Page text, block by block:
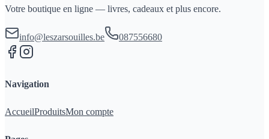
Votre boutique en ligne — livres, cadeaux et plus encore.
info@leszarsouilles.be 087556680
Navigation
AccueilProduitsMon compte